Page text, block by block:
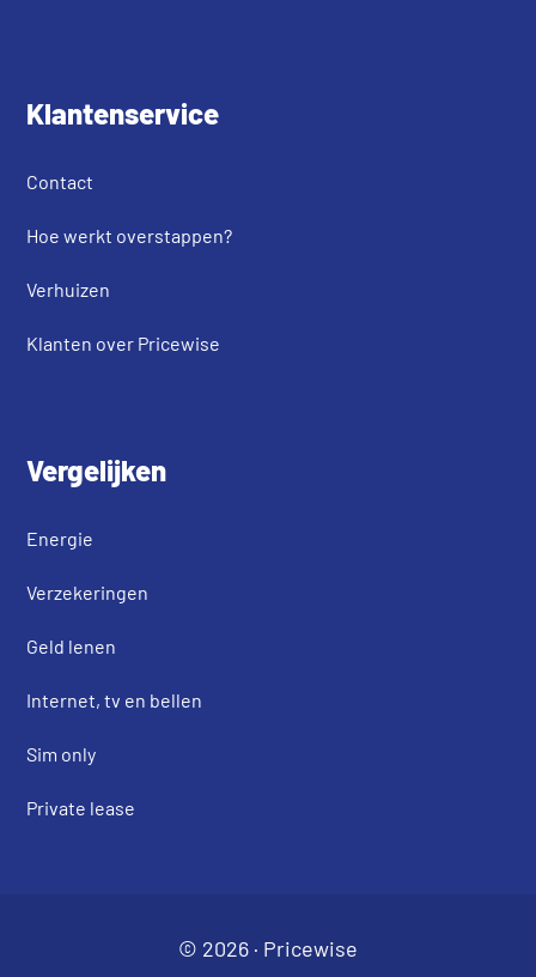
Klantenservice
Contact
Hoe werkt overstappen?
Verhuizen
Klanten over Pricewise
Vergelijken
Energie
Verzekeringen
Geld lenen
Internet, tv en bellen
Sim only
Private lease
© 2026 · Pricewise